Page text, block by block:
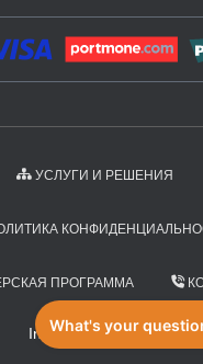
УСЛУГИ И РЕШЕНИЯ
ПРОГРАММА
Internet Space .UA